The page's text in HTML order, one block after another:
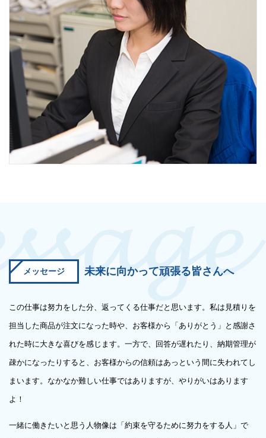
メッセージ 未来に向かって頑張る皆さんへ
この仕事は努力をした分、返ってくる仕事だと思います。私は見積りを
担当した商品が注文になった時や、お客様から「ありがとう」と感謝さ
れた時に大きな喜びを感じます。一方で、回答が遅れたり、納期管理が
疎かになったりすると、お客様からの信頼はあっという間に失われてし
まいます。なかなか難しい仕事ではありますが、やりがいはあります
よ！
一緒に働きたいと思う人物像は「約束を守るために努力をする人」で